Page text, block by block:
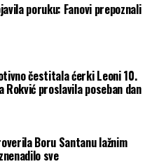
poruku: Fanovi prepoznali
čestitala ćerki Leoni 10.
Rokvić proslavila poseban dan
Boru Santanu lažnim
sve